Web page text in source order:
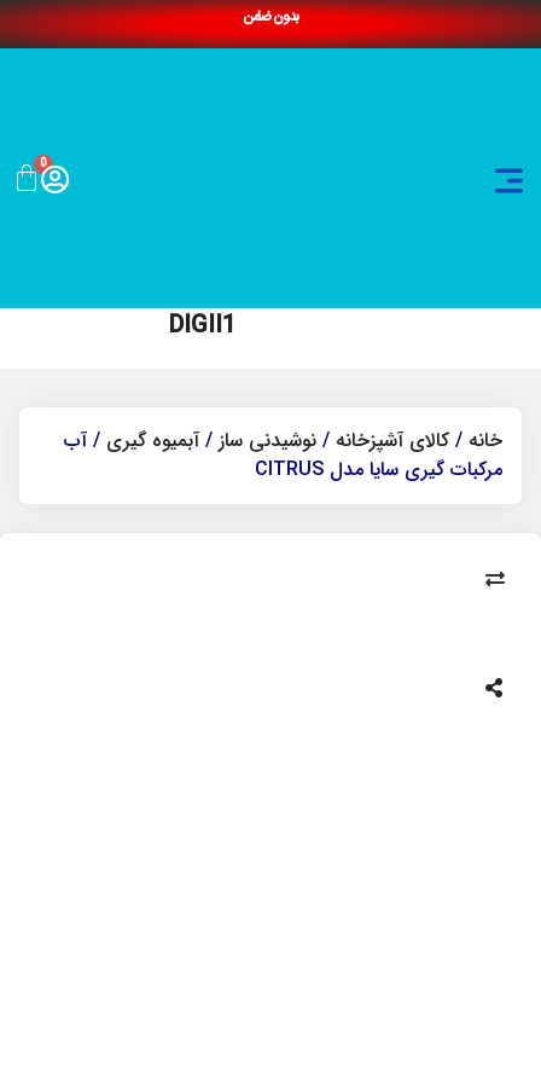
بدون ضامن
0
DIGII1
خانه / کالای آشپزخانه / نوشیدنی ساز / آبمیوه گیری / آب
مرکبات گیری سایا مدل CITRUS